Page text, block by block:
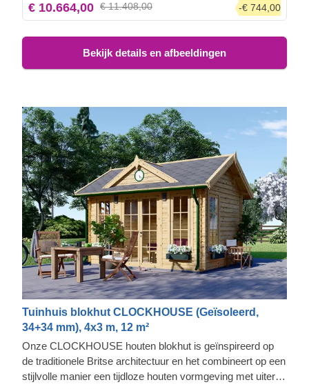
€ 10.664,00 € 11.408,00 -€ 744,00
Bekijk details en afbeeldingen
Tuinhuis blokhut CLOCKHOUSE (Geïsoleerd,
34+34 mm), 4x3 m, 12 m²
Onze CLOCKHOUSE houten blokhut is geïnspireerd op
de traditionele Britse architectuur en het combineert op een
stijlvolle manier een tijdloze houten vormgeving met uiterst